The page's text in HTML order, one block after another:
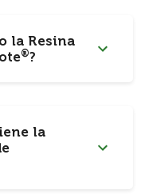
la Resina
®?
la